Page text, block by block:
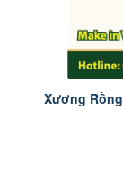
Xương